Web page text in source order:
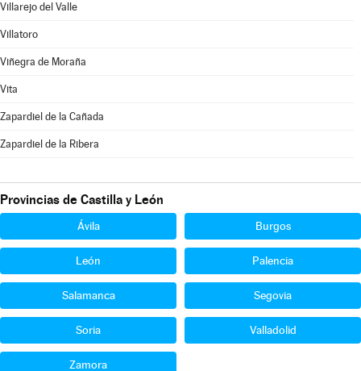
Villarejo del Valle
Villatoro
Viñegra de Moraña
Vita
Zapardiel de la Cañada
Zapardiel de la Ribera
Provincias de Castilla y León
Ávila Burgos
León Palencia
Salamanca Segovia
Soria Valladolid
Zamora